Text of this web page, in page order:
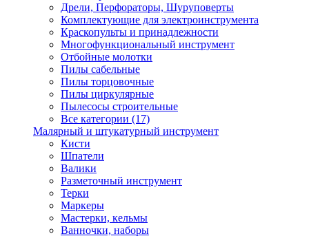
Дрели, Перфораторы, Шуруповерты
Комплектующие для электроинструмента
Краскопульты и принадлежности
Многофункциональный инструмент
Отбойные молотки
Пилы сабельные
Пилы торцовочные
Пилы циркулярные
Пылесосы строительные
Все категории (17)
Малярный и штукатурный инструмент
Кисти
Шпатели
Валики
Разметочный инструмент
Терки
Маркеры
Мастерки, кельмы
Ванночки, наборы